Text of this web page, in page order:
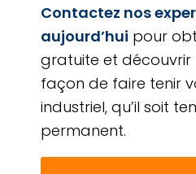
Contactez nos
aujourd’hui pour
gratuite et découvrir
façon de faire tenir
industriel, qu’il soit
permanent.